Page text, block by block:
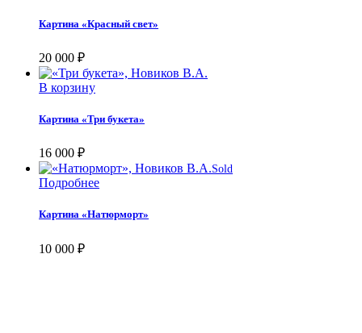
Картина «Красный свет»
20 000 ₽
В корзину
Картина «Три букета»
16 000 ₽
Sold
Подробнее
Картина «Натюрморт»
10 000 ₽